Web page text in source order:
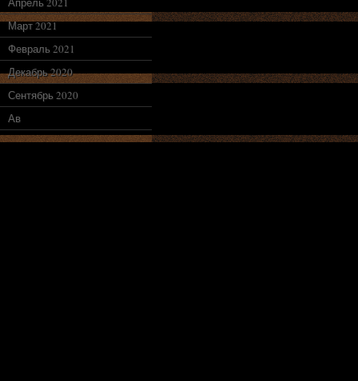
Март 2021
Февраль 2021
Декабрь 2020
Сентябрь 2020
Ав